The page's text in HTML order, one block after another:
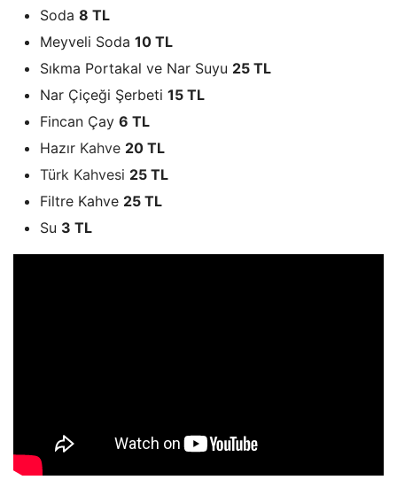
Soda 8 TL
Meyveli Soda 10 TL
Sıkma Portakal ve Nar Suyu 25 TL
Nar Çiçeği Şerbeti 15 TL
Fincan Çay 6 TL
Hazır Kahve 20 TL
Türk Kahvesi 25 TL
Filtre Kahve 25 TL
Su 3 TL